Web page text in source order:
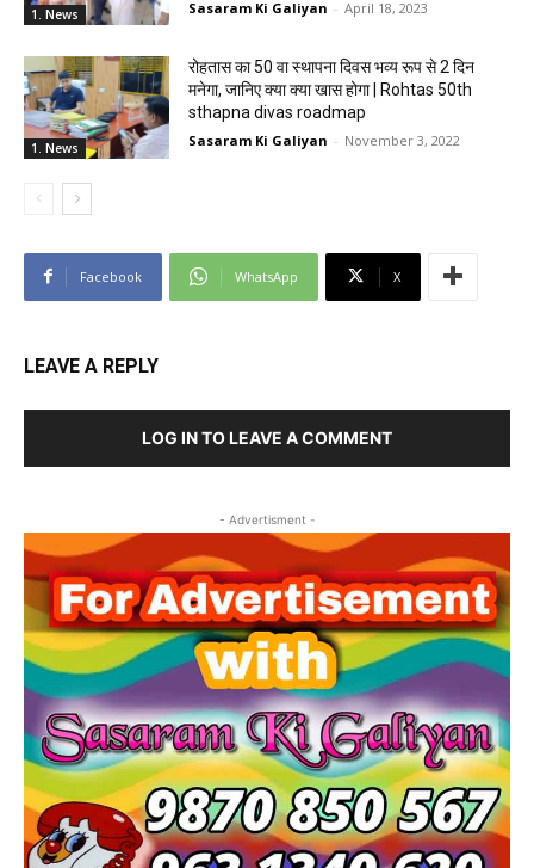
1. News Sasaram Ki Galiyan - April 18, 2023
1. News
रोहतास का 50 वा स्थापना दिवस भव्य रूप से 2 दिन
मनेगा, जानिए क्या क्या खास होगा | Rohtas 50th
sthapna divas roadmap
Sasaram Ki Galiyan - November 3, 2022
Facebook WhatsApp X
LEAVE A REPLY
LOG IN TO LEAVE A COMMENT
- Advertisment -